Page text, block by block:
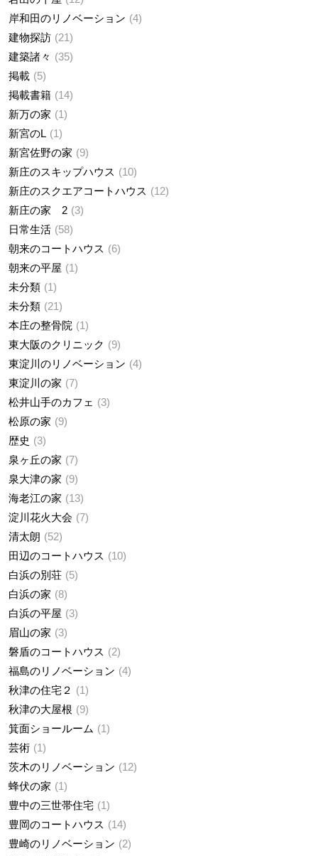
岸和田のリノベーション
4
建物探訪
21
建築諸々
35
掲載
5
掲載書籍
14
新万の家
1
新宮のL
1
新宮佐野の家
9
新庄のスキップハウス
10
新庄のスクエアコートハウス
12
新庄の家 2 3
日常生活
58
朝来のコートハウス
6
朝来の平屋
1
未分類
1
未分類
21
本庄の整骨院
1
東大阪のクリニック
9
東淀川のリノベーション
4
東淀川の家
7
松井山手のカフェ
3
松原の家
9
歴史
3
泉ヶ丘の家
7
泉大津の家
9
海老江の家
13
淀川花火大会
7
清太朗
52
田辺のコートハウス
10
白浜の別荘
5
白浜の家
8
白浜の平屋
3
眉山の家
3
磐盾のコートハウス
2
福島のリノベーション
4
秋津の住宅２
1
秋津の大屋根
9
箕面ショールーム
1
芸術
1
茨木のリノベーション
12
蜂伏の家
1
豊中の三世帯住宅
1
豊岡のコートハウス
14
豊崎のリノベーション
2